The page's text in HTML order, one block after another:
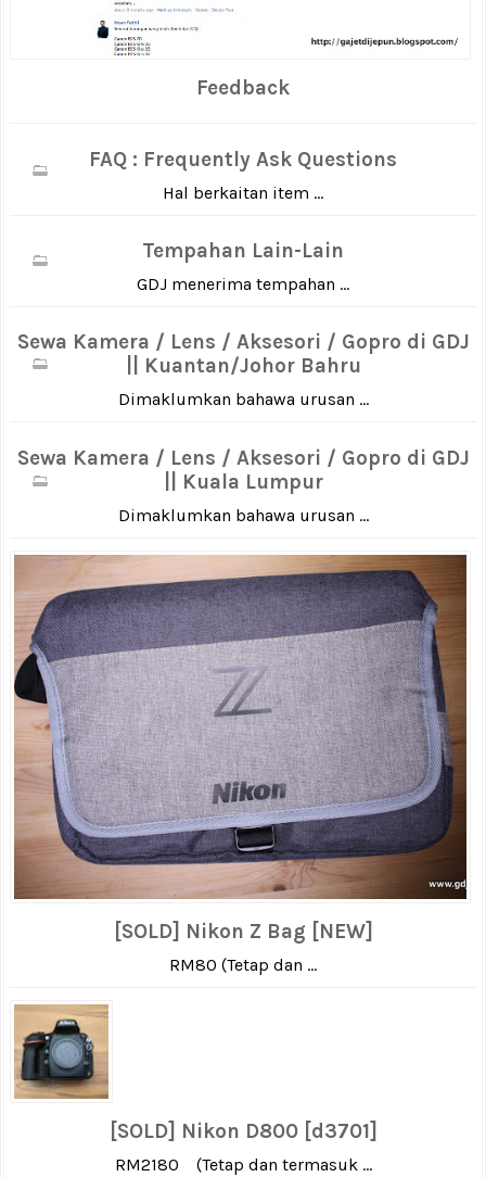
Feedback
FAQ : Frequently Ask Questions
Hal berkaitan item ...
Tempahan Lain-Lain
GDJ menerima tempahan ...
Sewa Kamera / Lens / Aksesori / Gopro di GDJ
|| Kuantan/Johor Bahru
Dimaklumkan bahawa urusan ...
Sewa Kamera / Lens / Aksesori / Gopro di GDJ
|| Kuala Lumpur
Dimaklumkan bahawa urusan ...
[SOLD] Nikon Z Bag [NEW]
RM80 (Tetap dan ...
[SOLD] Nikon D800 [d3701]
RM2180 (Tetap dan termasuk ...